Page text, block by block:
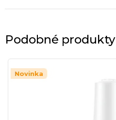
Podobné produkty
Novinka